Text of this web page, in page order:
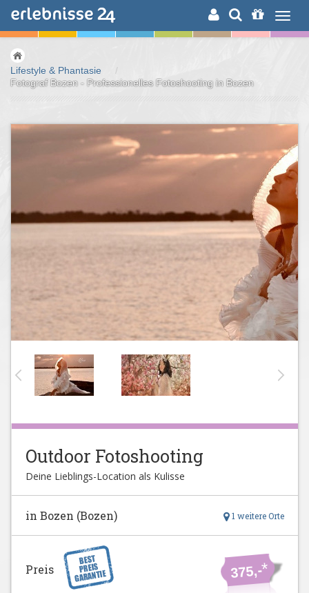
ERLEBNISSUCHE
Lifestyle & Phantasie
/
Fotograf Bozen - Professionelles Fotoshooting in Bozen
Outdoor Fotoshooting
Deine Lieblings-Location als Kulisse
1 weitere Orte
in Bozen (Bozen)
375,-*
Preis